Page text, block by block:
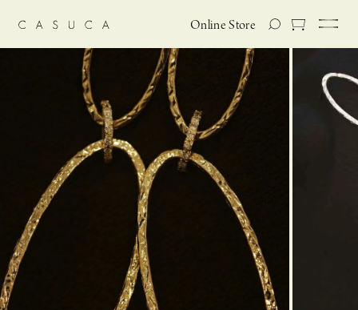
Online Store